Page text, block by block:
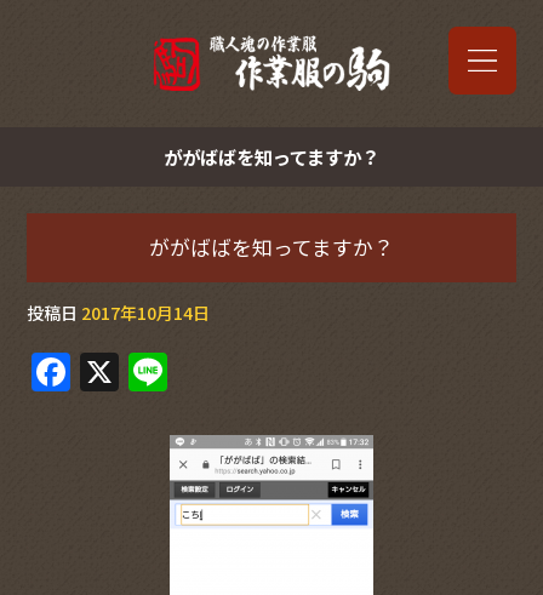
ががばばを知ってますか？
ががばばを知ってますか？
投稿日 2017年10月14日
F
a
X
e